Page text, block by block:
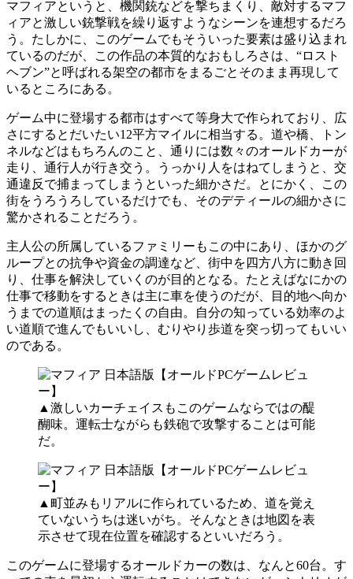
マフィアというと、機関銃などを撃ちまくり、敵対するマフ
ィアと激しい銃撃戦を繰り返すようなシーンを連想するだろ
う。たしかに、このゲームでもそういった要素は盛り込まれ
ているのだが、この作品の本質的なおもしろさは、“ロスト
ヘブン”と呼ばれる架空の都市をまるごとそのまま再現して
いるところにある。
ゲーム中に登場する都市はすべて等身大で作られており、広
さにするとだいたい12平方マイルに相当する。道や橋、トン
ネルなどはもちろんのこと、通りには数々のオールドカーが
走り、通行人が行き交う。うっかり人をはねてしまうと、交
通違反で捕まってしまうといった細かさだ。とにかく、この
街をうろうろしているだけでも、そのデティールの細かさに
驚かされることだろう。
主人公の所属しているファミリーもこの中にあり、ほかのグ
ループとの抗争や資金の調達など、街中を四方八方に動き回
り、仕事を解決していくのが目的となる。たとえばなにかの
仕事で移動をするときは主に車を使うのだが、目的地へ向か
うまでの道順はまったくの自由。自分の知っている効率のよ
い道順で進んでもいいし、むりやり歩道を突っ切ってもいい
のである。
▲激しいカーチェイスもこのゲームならではの醍
醐味。運転士ながらも鉄砲で攻撃することは可能
だ。
▲町並みもリアルに作られているため、道を覚え
ていないうちは迷いがち。そんなときは地図を表
示させて現在位置を確認するといいだろう。
このゲームに登場するオールドカーの数は、なんと60台。す